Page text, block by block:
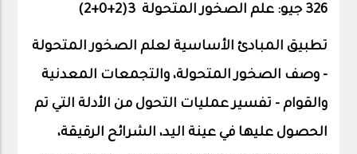
326 جيو: علم الصخور المتحولة 3(2+0+ 2
)
تطبيق المبادئ الأساسية لعلم الصخور المتحولة
- وصف الصخور المتحولة، والتجمعات المعدنية
والقوام - تفسير عمليات التحول من الأدلة التي تم
الحصول عليها في عينة اليد، الشرائح الرقيقة،